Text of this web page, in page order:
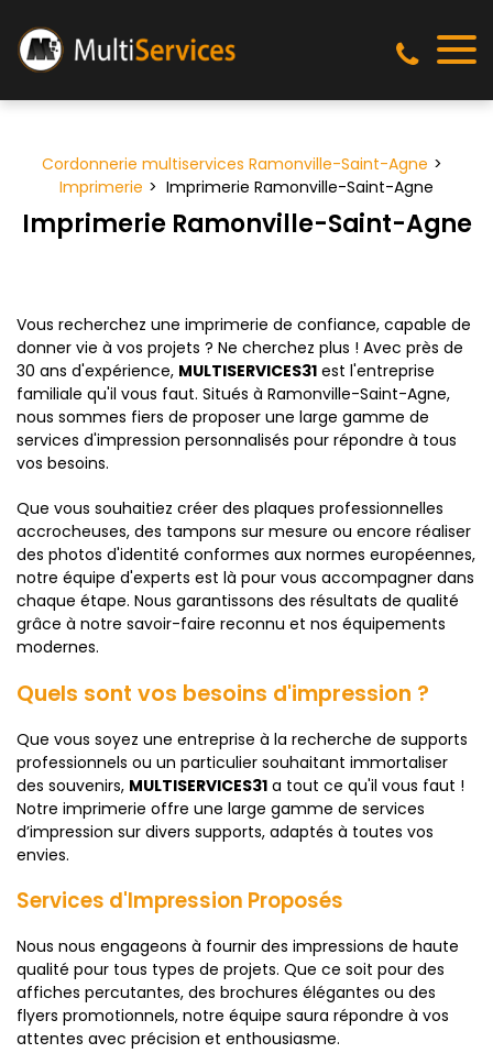
Cordonnerie multiservices Ramonville-Saint-Agne
Imprimerie
Imprimerie Ramonville-Saint-Agne
Imprimerie Ramonville-Saint-Agne
Vous recherchez une imprimerie de confiance, capable de
donner vie à vos projets ? Ne cherchez plus ! Avec près de
30 ans d'expérience, MULTISERVICES31 est l'entreprise
familiale qu'il vous faut. Situés à Ramonville-Saint-Agne,
nous sommes fiers de proposer une large gamme de
services d'impression personnalisés pour répondre à tous
vos besoins.
Que vous souhaitiez créer des plaques professionnelles
accrocheuses, des tampons sur mesure ou encore réaliser
des photos d'identité conformes aux normes européennes,
notre équipe d'experts est là pour vous accompagner dans
chaque étape. Nous garantissons des résultats de qualité
grâce à notre savoir-faire reconnu et nos équipements
modernes.
Quels sont vos besoins d'impression ?
Que vous soyez une entreprise à la recherche de supports
professionnels ou un particulier souhaitant immortaliser
des souvenirs, MULTISERVICES31 a tout ce qu'il vous faut !
Notre imprimerie offre une large gamme de services
d’impression sur divers supports, adaptés à toutes vos
envies.
Services d'Impression Proposés
Nous nous engageons à fournir des impressions de haute
qualité pour tous types de projets. Que ce soit pour des
affiches percutantes, des brochures élégantes ou des
flyers promotionnels, notre équipe saura répondre à vos
attentes avec précision et enthousiasme.